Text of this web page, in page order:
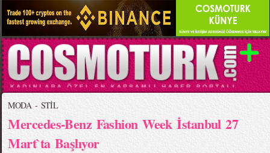
MODA - STİL
Mercedes-Benz Fashion Week İstanbul 27
Mart`ta Başlıyor